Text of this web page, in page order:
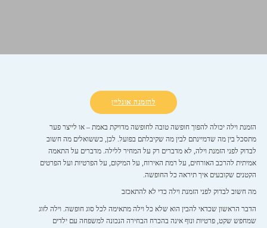
להזמנה אונליין
הזמנת וילה יכולה להפוך חופשה טובה לחופשה מדויקת באמת – או לייצר פער
מתסכל בין מה שדמיינתם לבין מה שקיבלתם בפועל. לכן, כששואלים מה חשוב
לבדוק לפני הזמנת וילה, לא מדברים רק על המחיר ללילה. מדברים על התאמה
אמיתית להרכב האורחים, על רמת האירוח, על המיקום, על הפרטיות ועל הפרטים
הקטנים שקובעים איך תיראה כל החופשה.
מה חשוב לבדוק לפני הזמנת וילה כדי לא להתאכזב
הדבר הראשון שכדאי להבין הוא שלא כל וילה מתאימה לכל סוג חופשה. וילה לזוג
שמחפש שקט, פרטיות ונוף אינה בהכרח הבחירה הנכונה למשפחה עם ילדים